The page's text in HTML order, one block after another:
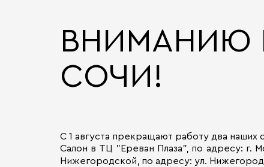
ВНИМАНИЮ
СОЧИ!
С 1 августа прекращают работу два наших
Салон в ТЦ "Ереван Плаза", по адресу: г.
Нижегородской, по адресу: ул.